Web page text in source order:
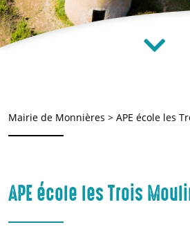
Mairie de Monnières > APE école les
APE école les Trois